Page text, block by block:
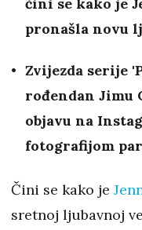
čini se kako je
pronašla novu
Zvijezda serije
rođendan Jimu
objavu na
fotografijom
Čini se kako je
sretnoj ljubavnoj